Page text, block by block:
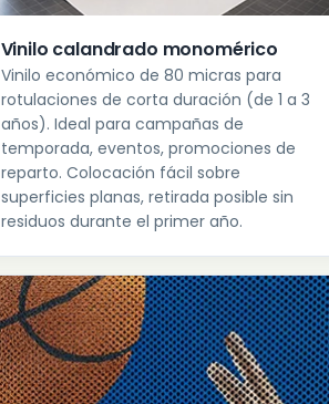
Vinilo calandrado monomérico
Vinilo económico de 80 micras para
rotulaciones de corta duración (de 1 a 3
años). Ideal para campañas de
temporada, eventos, promociones de
reparto. Colocación fácil sobre
superficies planas, retirada posible sin
residuos durante el primer año.